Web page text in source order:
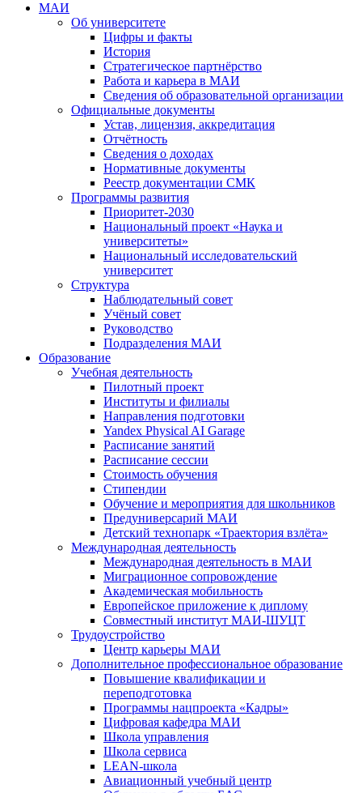
МАИ
Об университете
Цифры и факты
История
Стратегическое партнёрство
Работа и карьера в МАИ
Сведения об образовательной организации
Официальные документы
Устав, лицензия, аккредитация
Отчётность
Сведения о доходах
Нормативные документы
Реестр документации СМК
Программы развития
Приоритет-2030
Национальный проект «Наука и
университеты»
Национальный исследовательский
университет
Структура
Наблюдательный совет
Учёный совет
Руководство
Подразделения МАИ
Образование
Учебная деятельность
Пилотный проект
Институты и филиалы
Направления подготовки
Yandex Physical AI Garage
Расписание занятий
Расписание сессии
Стоимость обучения
Стипендии
Обучение и мероприятия для школьников
Предуниверсарий МАИ
Детский технопарк «Траектория взлёта»
Международная деятельность
Международная деятельность в МАИ
Миграционное сопровождение
Академическая мобильность
Европейское приложение к диплому
Совместный институт МАИ-ШУЦТ
Трудоустройство
Центр карьеры МАИ
Дополнительное профессиональное образование
Повышение квалификации и
переподготовка
Программы нацпроекта «Кадры»
Цифровая кафедра МАИ
Школа управления
Школа сервиса
LEAN-школа
Авиационный учебный центр